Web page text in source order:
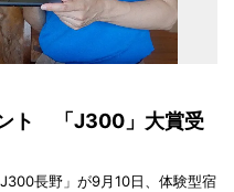
ト 「J300」大賞受
長野」が9月10日、体験型宿